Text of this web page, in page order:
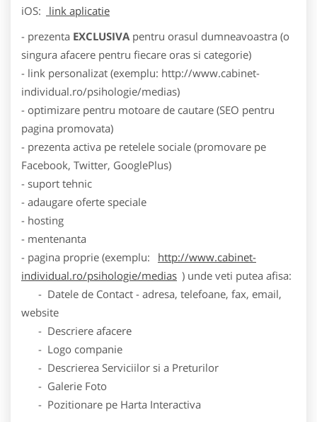
iOS:
link aplicatie
- prezenta EXCLUSIVA pentru orasul dumneavoastra (o
singura afacere pentru fiecare oras si categorie)
- link personalizat (exemplu: http://www.cabinet-
individual.ro/psihologie/medias)
- optimizare pentru motoare de cautare (SEO pentru
pagina promovata)
- prezenta activa pe retelele sociale (promovare pe
Facebook, Twitter, GooglePlus)
- suport tehnic
- adaugare oferte speciale
- hosting
- mentenanta
- pagina proprie (exemplu:
http://www.cabinet-
individual.ro/psihologie/medias ) unde veti putea afisa:
- Datele de Contact - adresa, telefoane, fax, email,
website
- Descriere afacere
- Logo companie
- Descrierea Serviciilor si a Preturilor
- Galerie Foto
- Pozitionare pe Harta Interactiva